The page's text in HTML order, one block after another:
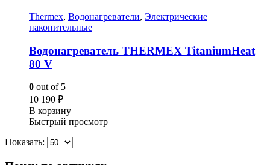
Thermex, Водонагреватели, Электрические
накопительные
Водонагреватель THERMEX TitaniumHeat
80 V
0 out of 5
10 190 ₽
В корзину
Быстрый просмотр
Показать: